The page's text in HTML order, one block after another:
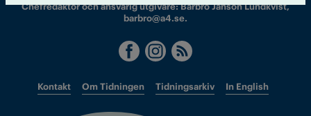
Chefredaktör och ansvarig utgivare: Barbro Janson Lundkvist,
barbro@a4.se.
Kontakt Om Tidningen Tidningsarkiv In English